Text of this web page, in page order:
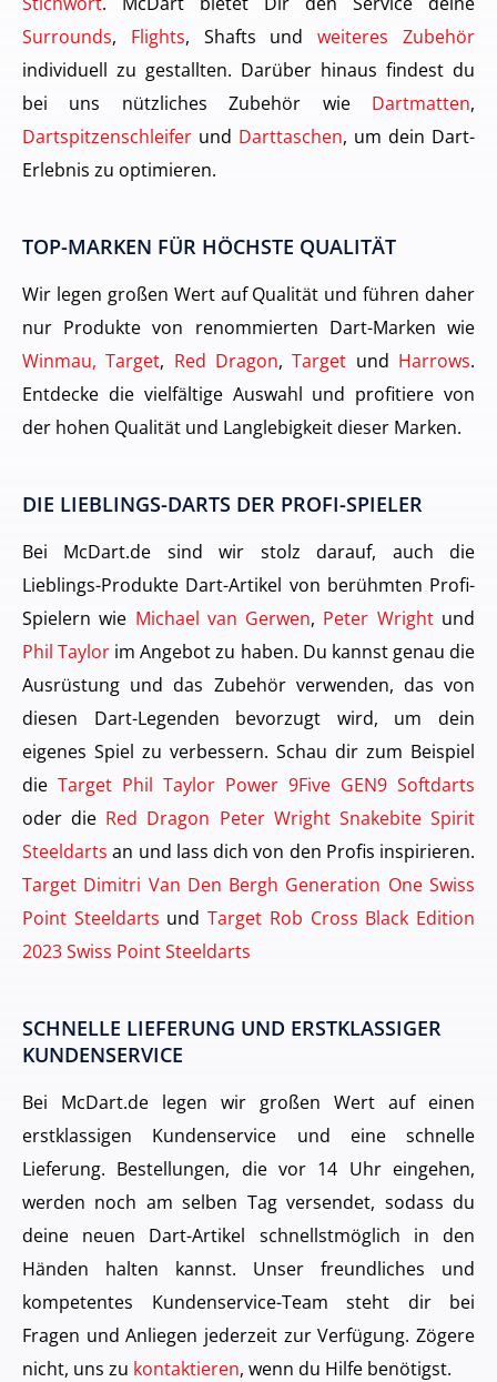
Surrounds, Flights, Shafts undweiteres Zubehör
individuell zu gestallten. Darüber hinaus findest du
bei uns nützliches Zubehör wie Dartmatten,
Dartspitzenschleifer und Darttaschen, um dein Dart-
Erlebnis zu optimieren.
TOP-MARKEN FÜR HÖCHSTE QUALITÄT
Wir legen großen Wert auf Qualität und führen daher
nur Produkte von renommierten Dart-Marken wie
Winmau, Target, Red Dragon,Target und Harrows.
Entdecke die vielfältige Auswahl und profitiere von
der hohen Qualität und Langlebigkeit dieser Marken.
DIE LIEBLINGS-DARTS DER PROFI-SPIELER
Bei McDart.de sind wir stolz darauf, auch die
Lieblings-Produkte Dart-Artikel von berühmten Profi-
Spielern wie Michael van Gerwen, Peter Wrightund
Phil Taylor im Angebot zu haben. Du kannst genau die
Ausrüstung und das Zubehör verwenden, das von
diesen Dart-Legenden bevorzugt wird, um dein
eigenes Spiel zu verbessern. Schau dir zum Beispiel
die Target Phil Taylor Power 9Five GEN9 Softdarts
oder die Red Dragon Peter Wright Snakebite Spirit
Steeldarts an und lass dich von den Profis inspirieren.
Target Dimitri Van Den Bergh Generation One Swiss
Point Steeldarts undTarget Rob Cross Black Edition
2023 Swiss Point Steeldarts
SCHNELLE LIEFERUNG UND ERSTKLASSIGER
KUNDENSERVICE
Bei McDart.de legen wir großen Wert auf einen
erstklassigen Kundenservice und eine schnelle
Lieferung. Bestellungen, die vor 14 Uhr eingehen,
werden noch am selben Tag versendet, sodass du
deine neuen Dart-Artikel schnellstmöglich in den
Händen halten kannst. Unser freundliches und
kompetentes Kundenservice-Team steht dir bei
Fragen und Anliegen jederzeit zur Verfügung. Zögere
nicht, uns zu kontaktieren, wenn du Hilfe benötigst.